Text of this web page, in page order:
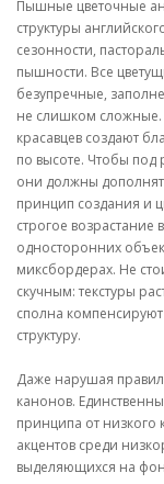
Пышные цветочные
структуры
сезонности,
пышности. Все
безупречные,
не слишком
красавцев создают
по высоте. Чтобы
они должны
принцип создания и
строгое возрастание
односторонних
миксбордерах. Не
скучным: текстуры
сполна
структуру.
Даже нарушая
канонов.
принципа от низкого
акцентов среди
выделяющихся на